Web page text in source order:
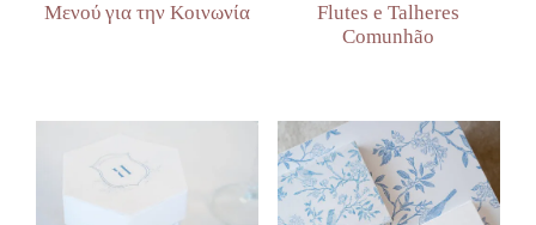
Μενού για την Κοινωνία
Flutes e Talheres
Comunhão